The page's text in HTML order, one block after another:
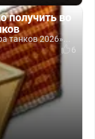
во
танков 2026»...
6